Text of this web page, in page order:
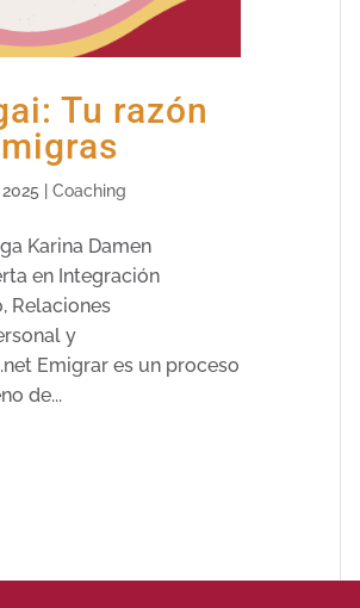
Tu razón
|Coaching
Karina Damen
en Integración
Relaciones
y
Emigrar es un proceso
de...